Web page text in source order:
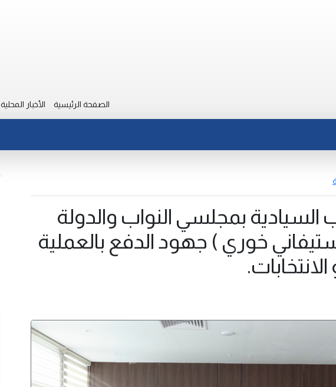
الصفحة الرئيسية الأخبار المحلية
السيادية بمجلسي النواب والدولة
خوري ) جهود الدفع بالعملية